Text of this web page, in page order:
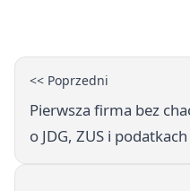
<< Poprzedni
Pierwsza firma bez
o JDG, ZUS i podatkach